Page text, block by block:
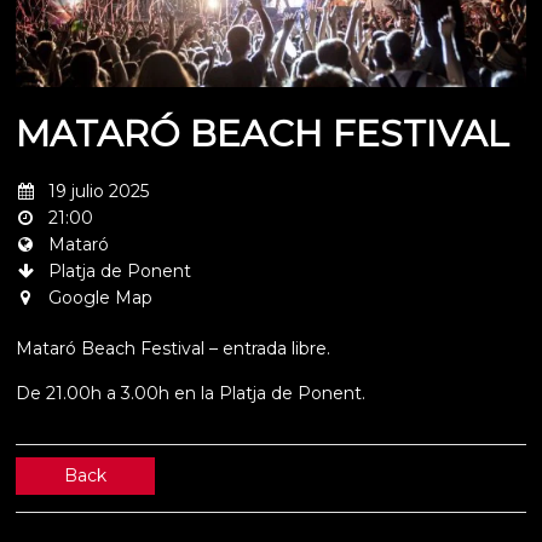
MATARÓ BEACH FESTIVAL
19 julio 2025
21:00
Mataró
Platja de Ponent
Google Map
Mataró Beach Festival – entrada libre.
De 21.00h a 3.00h en la Platja de Ponent.
Back